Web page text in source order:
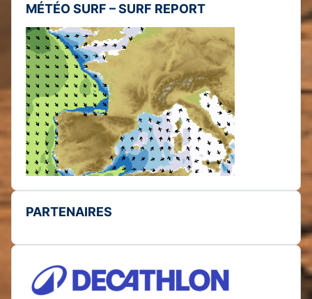
MÉTÉO SURF – SURF REPORT
PARTENAIRES